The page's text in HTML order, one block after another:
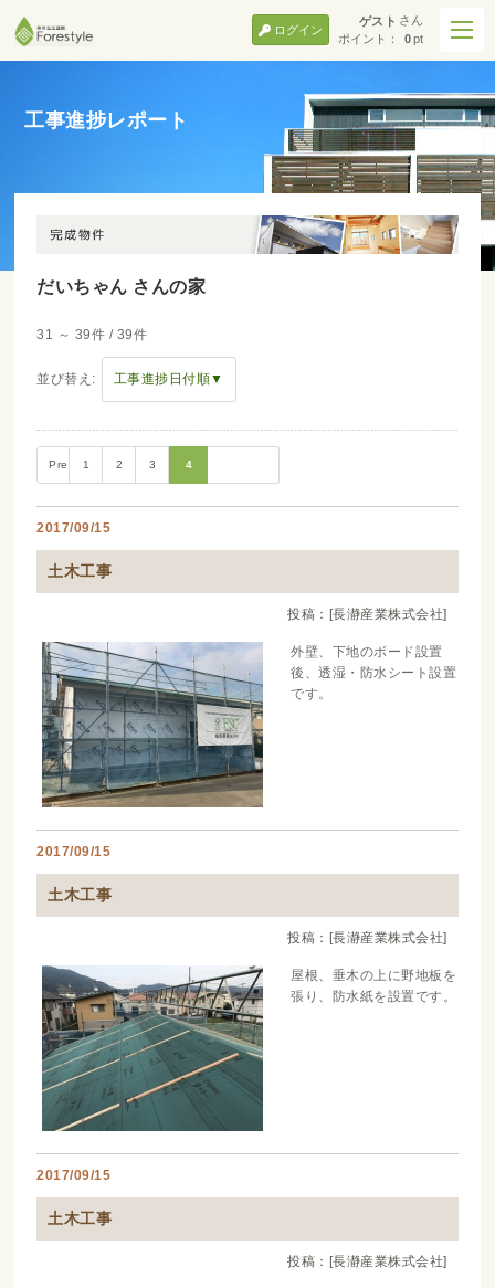
ゲスト さん
ポイント：
0pt
ログイン
工事進捗レポート
だいちゃん さんの家
31 ～ 39件 / 39件
並び替え: 工事進捗日付順▼
Prev 1 2 3 4
2017/09/15
土木工事
投稿：[長瀞産業株式会社]
外壁、下地のボード設置
後、透湿・防水シート設置
です。
2017/09/15
土木工事
投稿：[長瀞産業株式会社]
屋根、垂木の上に野地板を
張り、防水紙を設置です。
2017/09/15
土木工事
投稿：[長瀞産業株式会社]